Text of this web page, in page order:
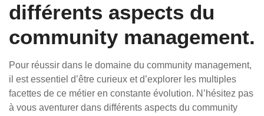
différents aspects du
community management.
Pour réussir dans le domaine du community management,
il est essentiel d’être curieux et d’explorer les multiples
facettes de ce métier en constante évolution. N’hésitez pas
à vous aventurer dans différents aspects du community